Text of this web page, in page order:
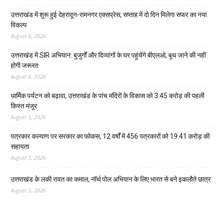
उत्तराखंड में शुरू हुई देहरादून-रामनगर एक्सप्रेस, सप्ताह में दो दिन मिलेगा सफर का नया
विकल्प
August 6, 2026
उत्तराखंड में SIR अभियान: बुजुर्गों और दिव्यांगों के घर पहुंचेंगे बीएलओ, बूथ जाने की नहीं
होगी जरूरत
August 6, 2026
धार्मिक पर्यटन को बढ़ावा, उत्तराखंड के पांच मंदिरों के विकास को 3.45 करोड़ की पहली
किस्त मंजूर
August 5, 2026
पत्रकार कल्याण पर सरकार का फोकस, 12 वर्षों में 456 पत्रकारों को 19.41 करोड़ की
सहायता
August 5, 2026
उत्तराखंड के लकी रावत का कमाल, नॉर्थ पोल अभियान के लिए भारत से बने इकलौते छात्र
August 5, 2026